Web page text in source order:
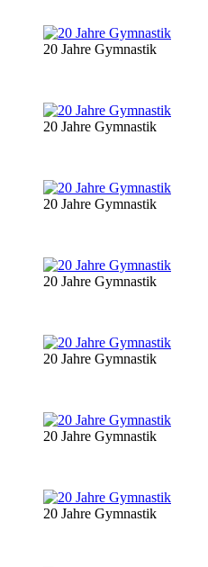
20 Jahre Gymnastik
20 Jahre Gymnastik
20 Jahre Gymnastik
20 Jahre Gymnastik
20 Jahre Gymnastik
20 Jahre Gymnastik
20 Jahre Gymnastik